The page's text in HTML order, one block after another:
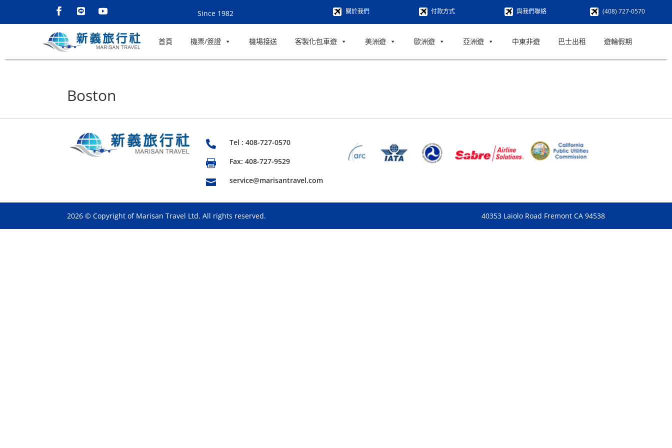
關於我們 付款方式 與我們聯絡 (408) 727-0570
Since 1982
首頁 機票/簽證 機場接送 客製化包車遊 美洲遊 歐洲遊 亞洲遊 中東非遊 巴士出租 遊輪假期
Boston
 Tel : 408-727-0570
 Fax: 408-727-9529
 service@marisantravel.com
2026 © Copyright of Marisan Travel Ltd. All rights reserved. 40353 Laiolo Road Fremont CA 94538